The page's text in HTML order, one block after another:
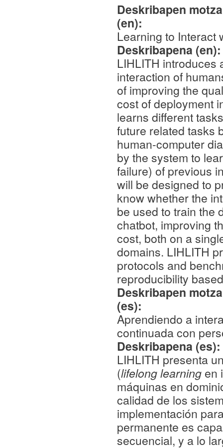
Deskribapen
(en):
Learning to Interact
Deskribapena
LIHLITH introduces
interaction of
of improving the
cost of deployment
learns different
future related tasks
human-computer
by the system to
failure) of previous
will be designed to
know whether the
be used to train the
chatbot, improving
cost, both on a
domains. LIHLITH
protocols and
reproducibility
Deskribapen
(es):
Aprendiendo a
continuada con
Deskribapena (es):
LIHLITH presenta
(lifelong learning en
máquinas en
calidad de los
implementación
permanente es
secuencial, y a lo